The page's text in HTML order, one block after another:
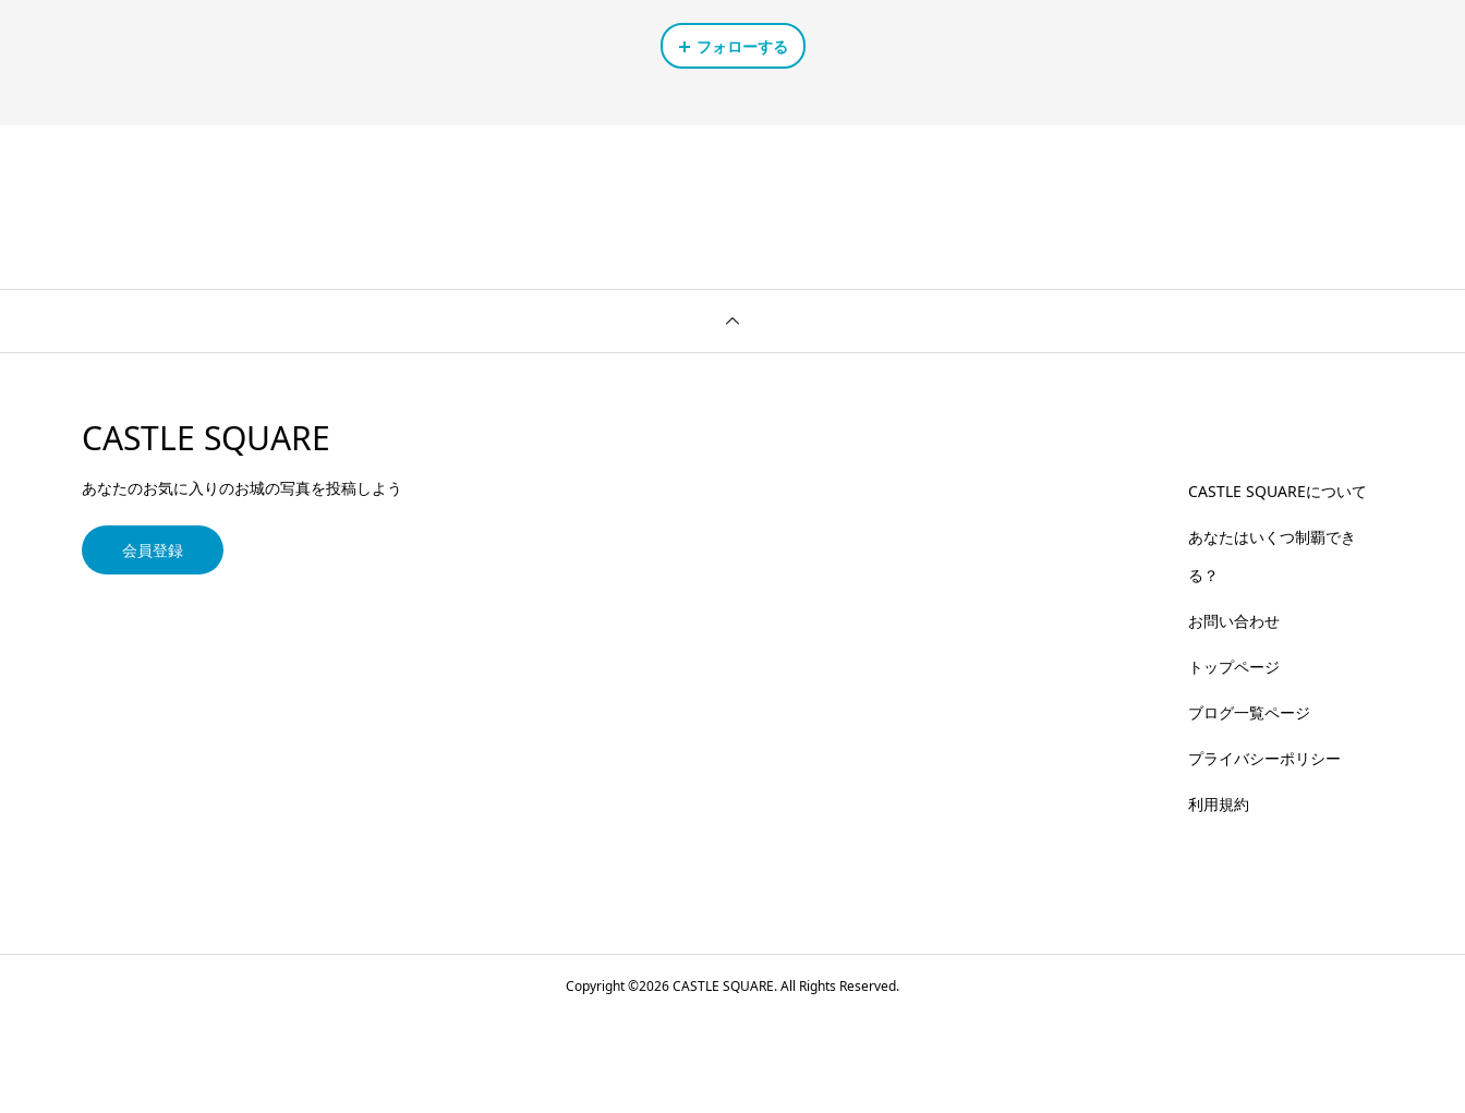
フォローする
CASTLE SQUARE
あなたのお気に入りのお城の写真を投稿しよう
会員登録
CASTLE SQUAREについて
あなたはいくつ制覇でき
る？
お問い合わせ
トップページ
ブログ一覧ページ
プライバシーポリシー
利用規約
Copyright ©2026CASTLE SQUARE. All Rights Reserved.